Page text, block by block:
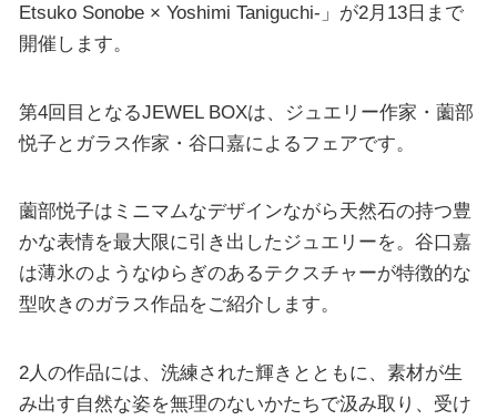
Etsuko Sonobe × Yoshimi Taniguchi-」が2月13日まで
開催します。
第4回目となるJEWEL BOXは、ジュエリー作家・薗部
悦子とガラス作家・谷口嘉によるフェアです。
薗部悦子はミニマムなデザインながら天然石の持つ豊
かな表情を最大限に引き出したジュエリーを。谷口嘉
は薄氷のようなゆらぎのあるテクスチャーが特徴的な
型吹きのガラス作品をご紹介します。
2人の作品には、洗練された輝きとともに、素材が生
み出す自然な姿を無理のないかたちで汲み取り、受け